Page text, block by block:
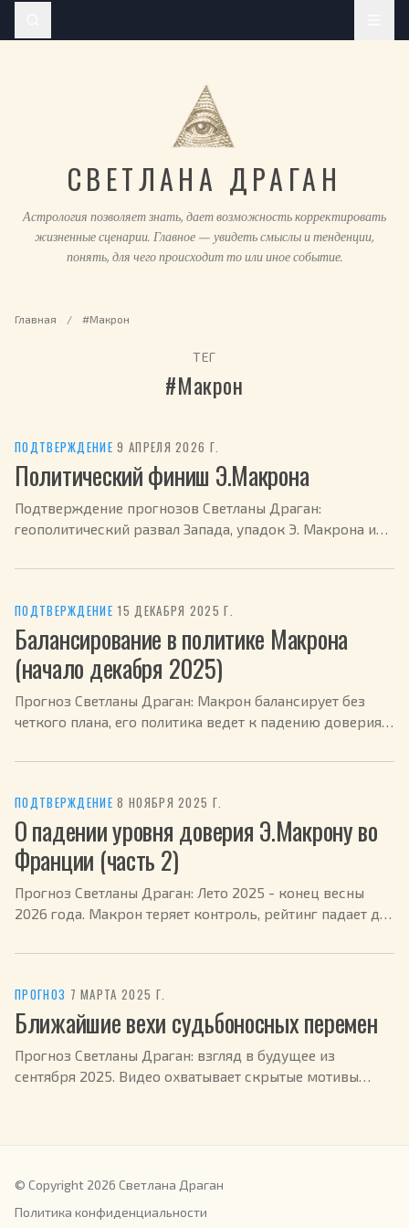
СВЕТЛАНА ДРАГАН
Астрология позволяет знать, дает возможность корректировать
жизненные сценарии. Главное — увидеть смыслы и тенденции,
понять, для чего происходит то или иное событие.
Главная / #Макрон
ТЕГ
#Макрон
ПОДТВЕРЖДЕНИЕ ·9 АПРЕЛЯ 2026 Г.
Политический финиш Э.Макрона
Подтверждение прогнозов Светланы Драган:
геополитический развал Запада, упадок Э. Макрона и
подтверждений.
ПОДТВЕРЖДЕНИЕ 15 ДЕКАБРЯ 2025 Г.
Балансирование в политике Макрона
(начало декабря 2025)
Прогноз Светланы Драган: Макрон балансирует без
четкого плана, его политика ведет к падению доверия и
напряженных отношений с США.
ПОДТВЕРЖДЕНИЕ ·8 НОЯБРЯ 2025 Г.
О падении уровня доверия Э.Макрону во
Франции (часть 2)
Прогноз Светланы Драган: Лето 2025 - конец весны
2026 года. Макрон теряет контроль, рейтинг падает до
лидера в «зануду», теряя влияние на международной
катаклизмы ожидаются в феврале 2026
ПРОГНОЗ 7 МАРТА 2025 Г.
Ближайшие вехи судьбоносных перемен
Прогноз Светланы Драган: взгляд в будущее из
сентября 2025. Видео охватывает скрытые мотивы
доллара, а также влияние Эммануэля Макрона,
динамика переговоров с участием Владимира Путина,
© Copyright 2026 Светлана Драган
Политика конфиденциальности